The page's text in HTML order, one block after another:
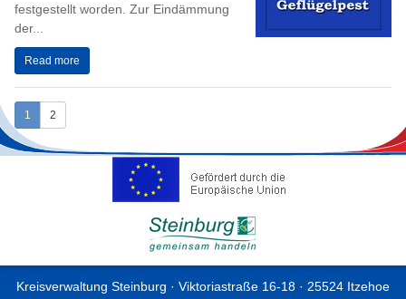
festgestellt worden. Zur Eindämmung
der...
Read more
1 2
Kreisverwaltung Steinburg · Viktoriastraße 16-18 · 25524 Itzehoe